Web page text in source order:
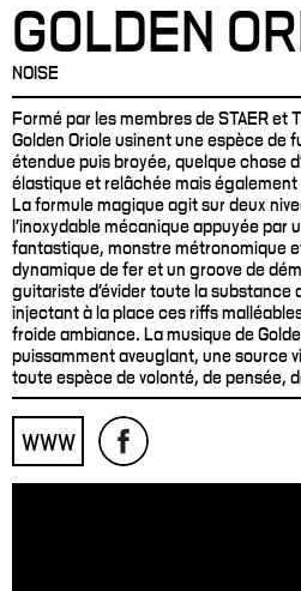
GOLDEN
NOISE
Formé par les membres de STAER et
Golden Oriole usinent une espèce de
étendue puis broyée, quelque chose
élastique et relâchée mais
La formule magique agit sur deux
l’inoxydable mécanique appuyée par
fantastique, monstre métronomique
dynamique de fer et un groove de
guitariste d’évider toute la substance
injectant à la place ces riffs
froide ambiance. La musique de
puissamment aveuglant, une source
toute espèce de volonté, de pensée,
WWW